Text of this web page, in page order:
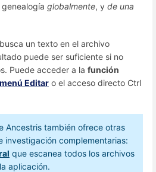
globalmente, y de una
un texto en el archivo
puede ser suficiente si no
Puede acceder a la función
menú Editar o el acceso directo Ctrl
Ancestris también ofrece otras
investigación complementarias:
que escanea todos los archivos
aplicación.